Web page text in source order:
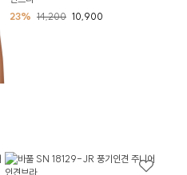
23% 14,200 10,900